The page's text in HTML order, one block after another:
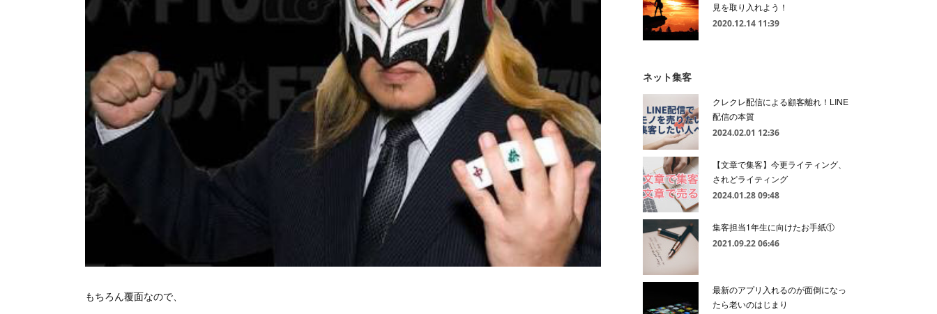
もちろん覆面なので、
見を取り入れよう！
2020.12.14 11:39
ネット集客
クレクレ配信による顧客離れ！LINE
配信の本質
2024.02.01 12:36
【文章で集客】今更ライティング、
されどライティング
2024.01.28 09:48
集客担当1年生に向けたお手紙①
2021.09.22 06:46
最新のアプリ入れるのが面倒になっ
たら老いのはじまり